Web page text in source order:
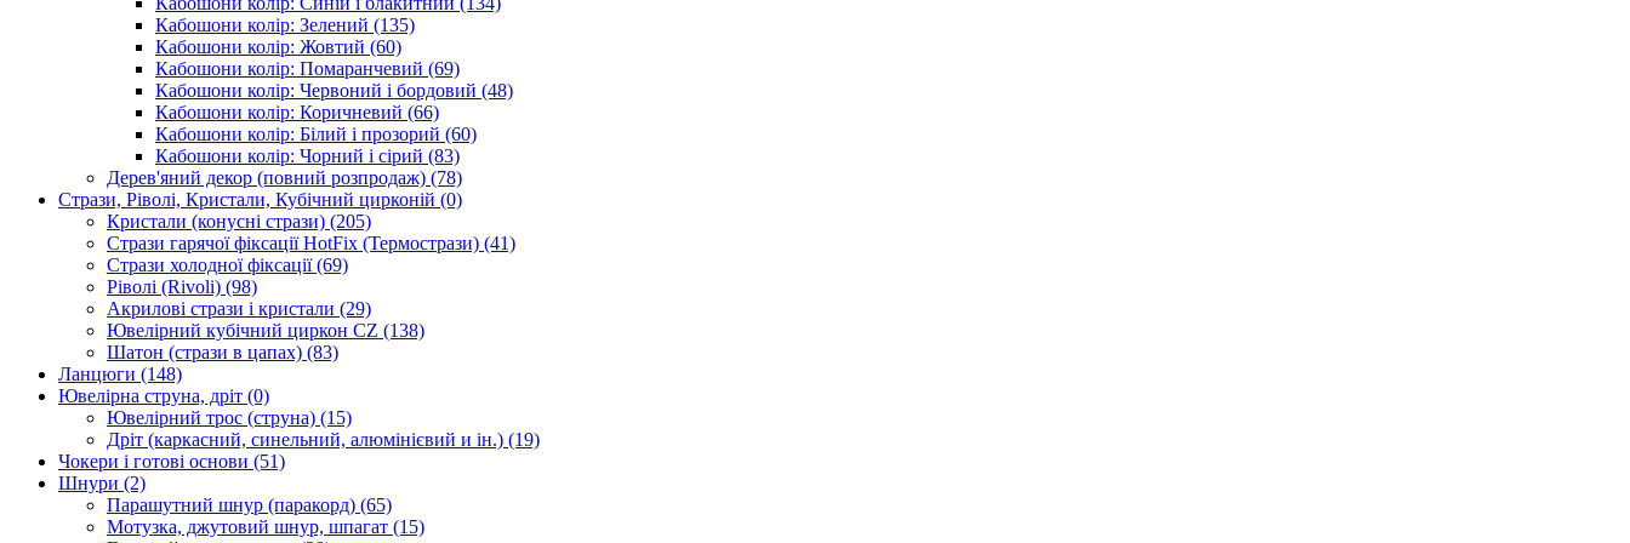
Кабошони колір: Зелений (135)
Кабошони колір: Жовтий (60)
Кабошони колір: Помаранчевий (69)
Кабошони колір: Червоний і бордовий (48)
Кабошони колір: Коричневий (66)
Кабошони колір: Білий і прозорий (60)
Кабошони колір: Чорний і сірий (83)
Дерев'яний декор (повний розпродаж) (78)
Стрази, Ріволі, Кристали, Кубічний цирконій (0)
Кристали (конусні стрази) (205)
Стрази гарячої фіксації HotFix (Термострази) (41)
Стрази холодної фіксації(69)
Ріволі (Rivoli) (98)
Акрилові стрази і кристали (29)
Ювелірний кубічний циркон CZ (138)
Шатон (стрази в цапах) (83)
Ланцюги (148)
Ювелірна струна, дріт (0)
Ювелірний трос (струна) (15)
Дріт (каркасний, синельний, алюмінієвий и ін.) (19)
Чокери і готові основи (51)
Шнури (2)
Парашутний шнур (паракорд) (65)
Мотузка, джутовий шнур, шпагат (15)